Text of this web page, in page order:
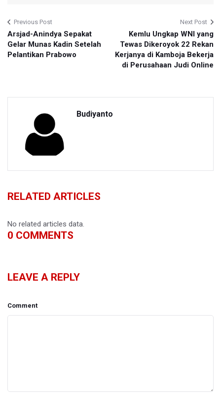
Previous Post
Arsjad-Anindya Sepakat
Gelar Munas Kadin Setelah
Pelantikan Prabowo
Next Post
Kemlu Ungkap WNI yang
Tewas Dikeroyok 22 Rekan
Kerjanya di Kamboja Bekerja
di Perusahaan Judi Online
Budiyanto
RELATED ARTICLES
No related articles data.
0 COMMENTS
LEAVE A REPLY
Comment